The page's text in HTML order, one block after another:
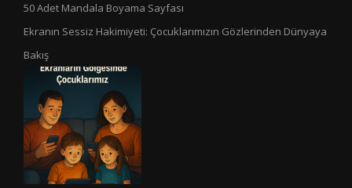
50 Adet Mandala Boyama Sayfası
Ekranın Sessiz Hakimiyeti: Çocuklarımızın Gözlerinden Dünyaya
Bakış